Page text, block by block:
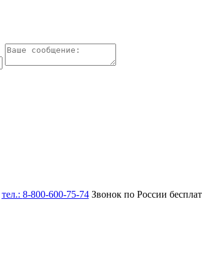
тел.: 8-800-600-75-74Звонок по России